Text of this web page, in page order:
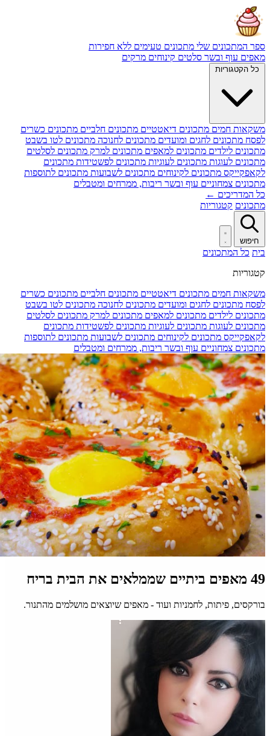
ספר המתכונים שלי מתכונים טעימים ללא חפירות
מאפיםעוף ובשרסלטיםקינוחיםמרקים
כל הקטגוריות
משקאות חמיםמתכונים דיאטטייםמתכונים חלבייםמתכונים כשרים
לפסחמתכונים לחגים ומועדיםמתכונים לחנוכהמתכונים לטו בשבט
מתכונים לילדיםמתכונים למאפיםמתכונים למרקמתכונים לסלטים
מתכונים לעוגותמתכונים לעוגיותמתכונים לפשטידותמתכונים
לקאפקייקסמתכונים לקינוחיםמתכונים לשבועותמתכונים לתוספות
מתכונים צמחונייםעוף ובשרריבות, ממרחים ומטבלים
כל המדריכים ←
מתכונים קטגוריות
חיפוש
בית כל המתכונים
קטגוריות
משקאות חמיםמתכונים דיאטטייםמתכונים חלבייםמתכונים כשרים
לפסחמתכונים לחגים ומועדיםמתכונים לחנוכהמתכונים לטו בשבט
מתכונים לילדיםמתכונים למאפיםמתכונים למרקמתכונים לסלטים
מתכונים לעוגותמתכונים לעוגיותמתכונים לפשטידותמתכונים
לקאפקייקסמתכונים לקינוחיםמתכונים לשבועותמתכונים לתוספות
מתכונים צמחונייםעוף ובשרריבות, ממרחים ומטבלים
49 מאפים ביתיים שממלאים את הבית בריח
בורקסים, פיתות, לחמניות ועוד - מאפים שיוצאים מושלמים מהתנור.